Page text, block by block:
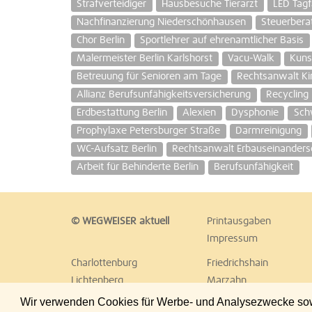
Wir verwenden Cookies für Werbe- und Analysezwecke
Strafverteidiger
Hausbesuche Tierarzt LED
Nachfinanzierung Niederschönhausen
Chor Berlin
Sportlehrer auf ehrenamtlicher Basis
Malermeister Berlin Karlshorst
Vacu-Walk
Betreuung für Senioren am Tage
Rechtsanwalt
Allianz Berufsunfähigkeitsversicherung
Recycling
Erdbestattung Berlin
Alexien Dysphonie
Prophylaxe Petersburger Straße
Darmreinigung
WC-Aufsatz Berlin
Rechtsanwalt
Arbeit für Behinderte Berlin
Berufsunfähigkeit
© WEGWEISER aktuell Printausgaben
Impressum
Charlottenburg Friedrichshain
Lichtenberg
Marzahn
Reinickendorf
Schöneberg